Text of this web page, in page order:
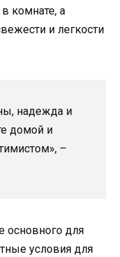
комнате, а
и легкости
надежда и
домой и
–
основного для
условия для